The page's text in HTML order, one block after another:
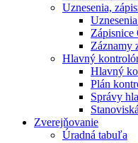
Uznesenia,
Zápisnice
Záznamy
Hlavný
Hlavný
Plán
Správy
Zverejňovanie
Úradná tabuľa